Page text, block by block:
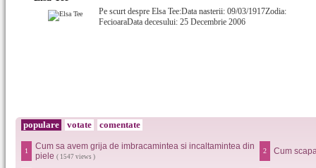
Pe scurt despre Elsa Tee:Data nasterii: 09/03/1917Zodia:
FecioaraData decesului: 25 Decembrie 2006
populare votate comentate
1
Cum sa avem grija de imbracamintea si incaltamintea din
piele ( 1547 views )
2 Cum